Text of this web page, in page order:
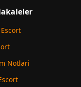
Notlari